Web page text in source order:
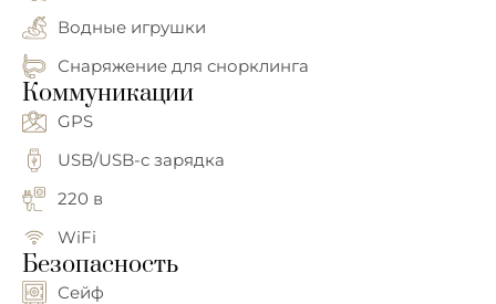
Водные игрушки
Снаряжение для снорклинга
Коммуникации
GPS
USB/USB-c зарядка
220 в
WiFi
Безопасность
Сейф